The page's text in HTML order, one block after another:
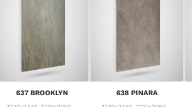
637 BROOKLYN 638 PINARA